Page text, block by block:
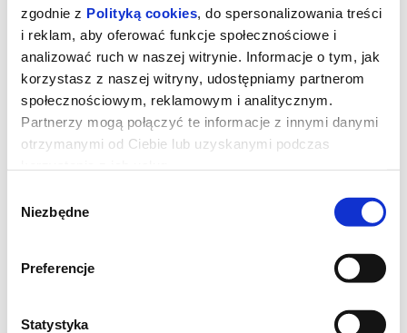
zgodnie z Polityką cookies, do spersonalizowania treści
i reklam, aby oferować funkcje społecznościowe i
analizować ruch w naszej witrynie. Informacje o tym, jak
korzystasz z naszej witryny, udostępniamy partnerom
społecznościowym, reklamowym i analitycznym.
Partnerzy mogą połączyć te informacje z innymi danymi
otrzymanymi od Ciebie lub uzyskanymi podczas
zgody
Niezbędne
Preferencje
Statystyka